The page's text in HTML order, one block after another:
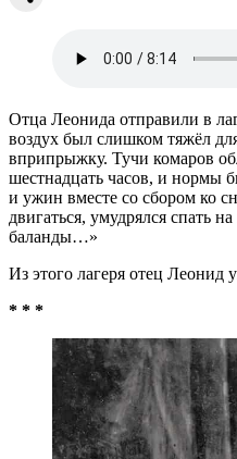
Отца Леонида отправили в
воздух был слишком тяжёл
вприпрыжку. Тучи комаров
шестнадцать часов, и нормы
и ужин вместе со сбором ко
двигаться, умудрялся спать
баланды…»
Из этого лагеря отец Леонид
* * *